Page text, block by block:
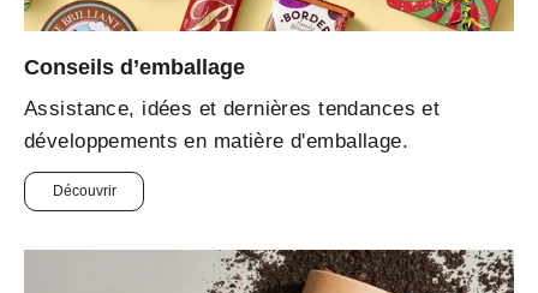
Conseils d’emballage
Assistance, idées et dernières tendances et
développements en matière d'emballage.
Découvrir